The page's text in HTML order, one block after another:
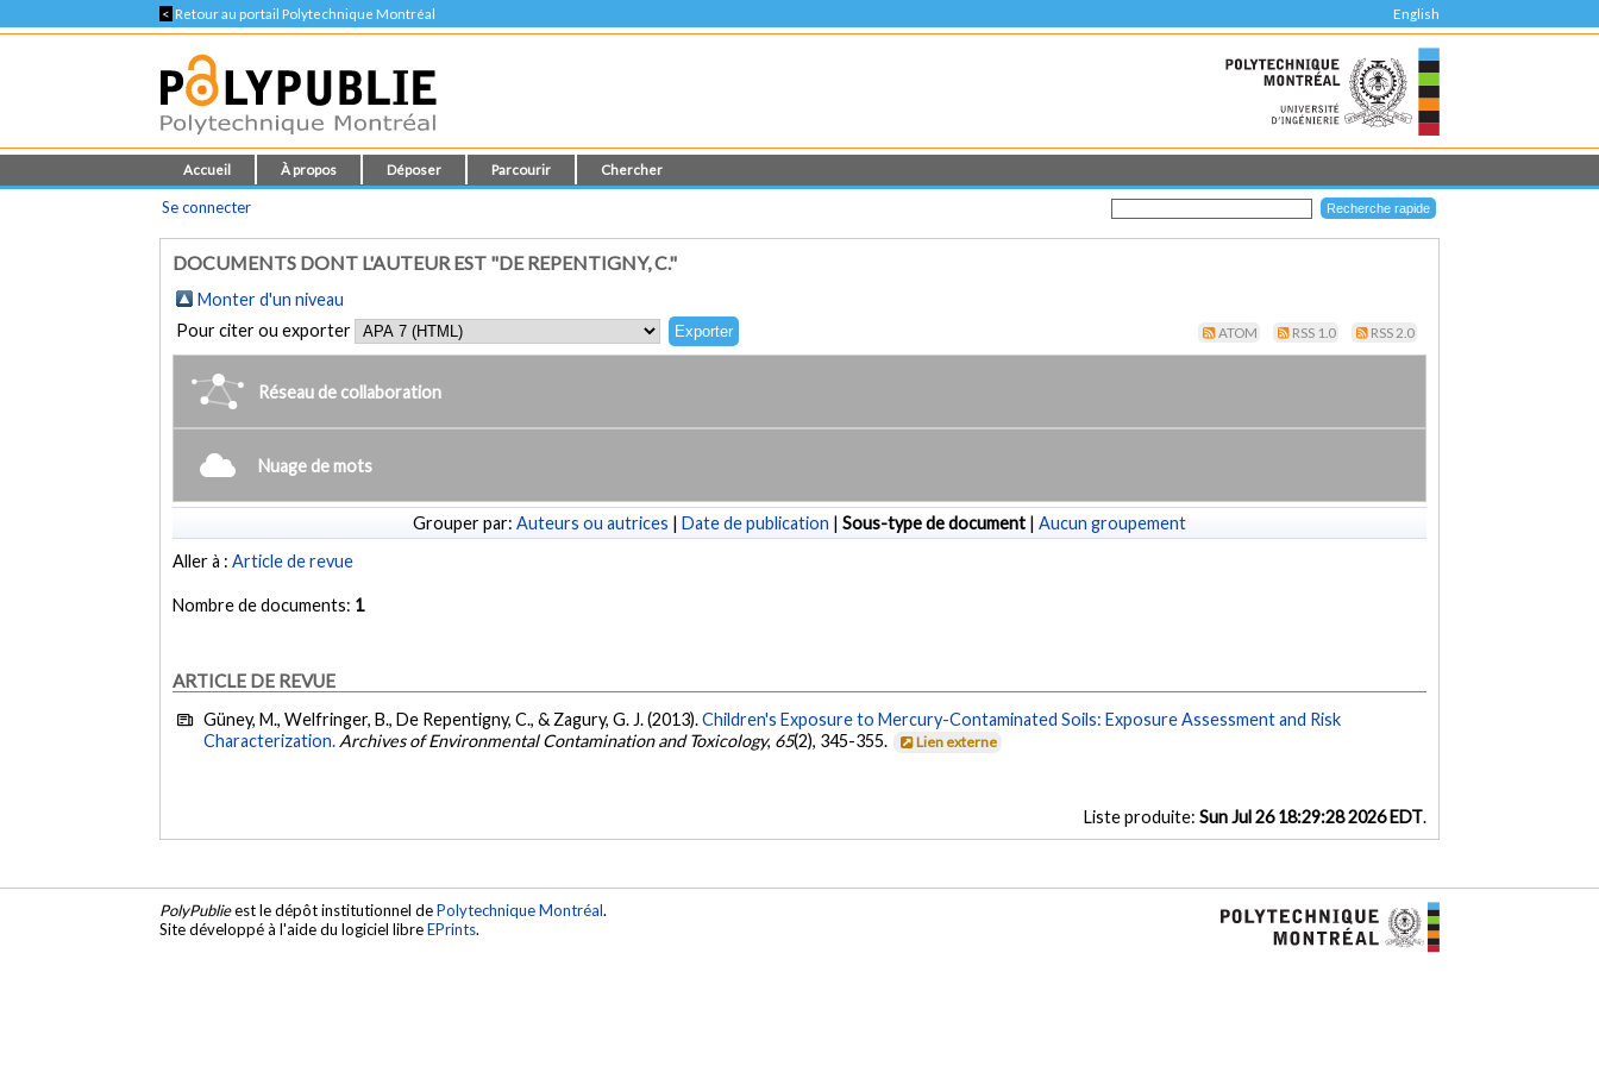
< Retour au portail Polytechnique Montréal English
Accueil À propos Déposer Parcourir Chercher
Se connecter
DOCUMENTS DONT L'AUTEUR EST "DE REPENTIGNY, C."
Monter d'un niveau
Pour citer ou exporter
ATOM RSS 1.0 RSS 2.0
Réseau de collaboration
Nuage de mots
Grouper par: Auteurs ou autrices | Date de publication | Sous-type de document | Aucun groupement
Aller à :Article de revue
Nombre de documents: 1
ARTICLE DE REVUE
Güney, M., Welfringer, B., De Repentigny, C., & Zagury, G. J. (2013).Children's Exposure to Mercury-Contaminated Soils: Exposure Assessment and Risk
Characterization. Archives of Environmental Contamination and Toxicology, 65(2), 345-355. Lien externe
Liste produite: Sun Jul 26 18:29:28 2026 EDT.
PolyPublieest le dépôt institutionnel dePolytechnique Montréal.
Site développé à l'aide du logiciel libreEPrints.